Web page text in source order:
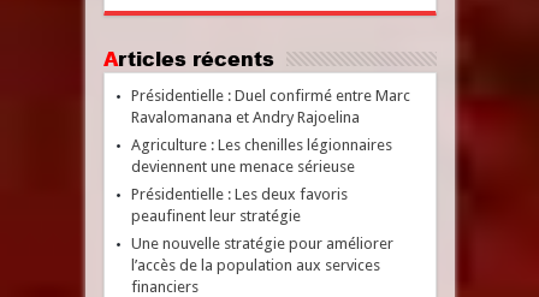
Articles récents
Présidentielle : Duel confirmé entre Marc
Ravalomanana et Andry Rajoelina
Agriculture : Les chenilles légionnaires
deviennent une menace sérieuse
Présidentielle : Les deux favoris
peaufinent leur stratégie
Une nouvelle stratégie pour améliorer
l’accès de la population aux services
financiers